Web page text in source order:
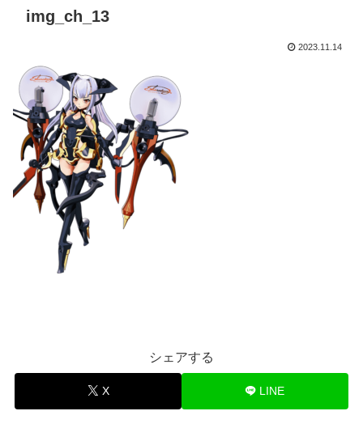
img_ch_13
2023.11.14
シェアする
X LINE